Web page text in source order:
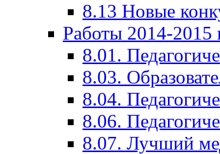
8.13 Новые
Работы 2014-2015
8.01.
8.03.
8.04.
8.06.
8.07. Лучший